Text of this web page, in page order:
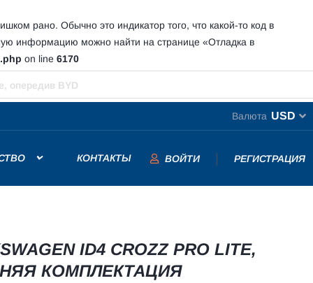
рано. Обычно это индикатор того, что какой-то код в
информацию можно найти на странице «Отладка в
on line 6170
Валюта USD
КОНТАКТЫ ВОЙТИ РЕГИСТРАЦИЯ
ID4 CROZZ PRO LITE,
КОМПЛЕКТАЦИЯ